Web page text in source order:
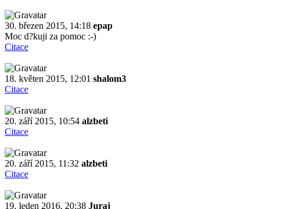
30. březen 2015, 14:18 epap
Moc d?kuji za pomoc :-)
Citace
18. květen 2015, 12:01 shalom3
Citace
20. září 2015, 10:54 alzbeti
Citace
20. září 2015, 11:32 alzbeti
Citace
19. leden 2016, 20:38 Juraj